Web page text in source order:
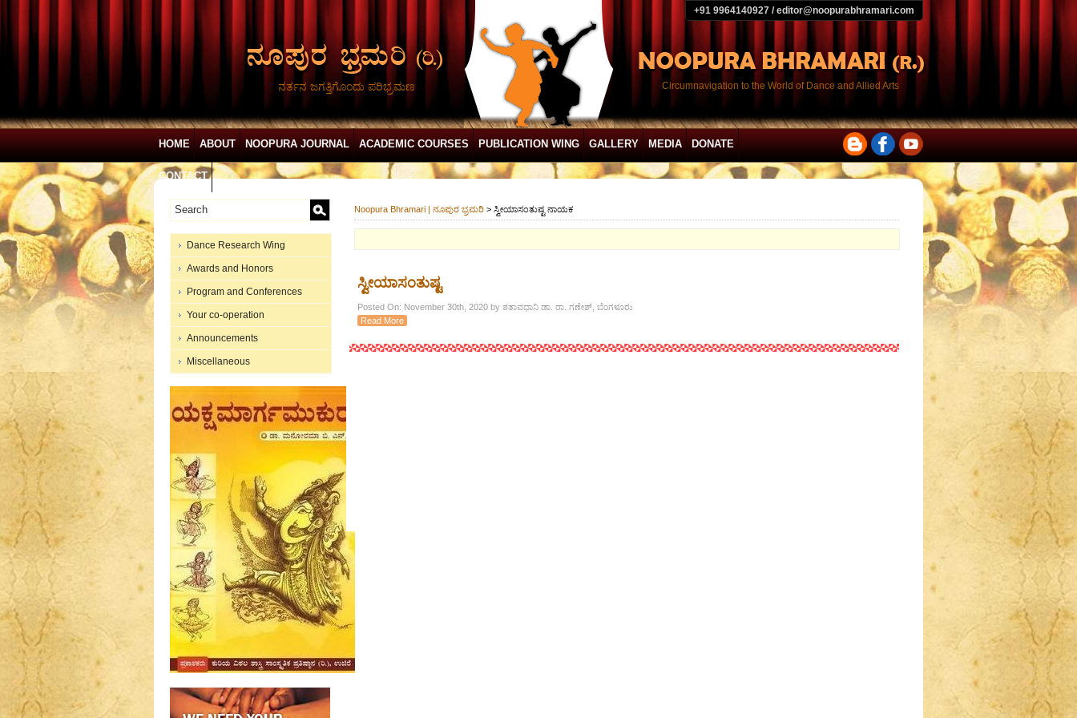
+91 9964140927 / editor@noopurabhramari.com
ನರ್ತನ ಜಗತ್ತಿಗೊಂದು ಪರಿಭ್ರಮಣ Circumnavigation to the World of Dance and Allied Arts
HOME ABOUT NOOPURA JOURNAL ACADEMIC COURSES PUBLICATION WING GALLERY MEDIA DONATE
CONTACT
Dance Research Wing
Awards and Honors
Program and Conferences
Your co-operation
Announcements
Miscellaneous
Noopura Bhramari | ನೂಪುರ ಭ್ರಮರಿ > ಸ್ವೀಯಾಸಂತುಷ್ಟ ನಾಯಕ
ಸ್ವೀಯಾಸಂತುಷ್ಟ
Posted On: November 30th, 2020 by ಶತಾವಧಾನಿ ಡಾ. ರಾ. ಗಣೇಶ್, ಬೆಂಗಳೂರು
Read More